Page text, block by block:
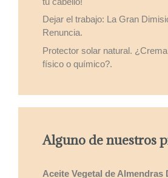
Dejar el trabajo: La Gran
Renuncia.
Protector solar natural.
físico o químico?.
Alguno de nuestros
Aceite Vegetal de Almendras